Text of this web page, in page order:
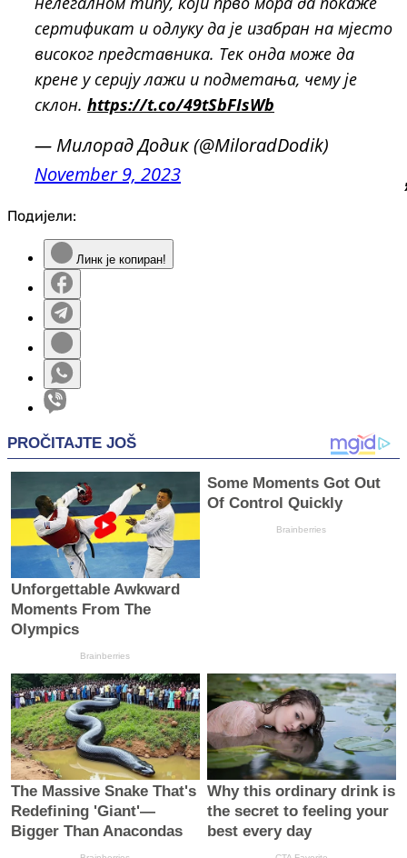
сертификат и одлуку да је изабран на мјесто
високог представника. Тек онда може да
крене у серију лажи и подметања, чему је
склон. https://t.co/49tSbFIsWb
— Милорад Додик (@MiloradDodik)
November 9, 2023
Подијели:
Линк је копиран!